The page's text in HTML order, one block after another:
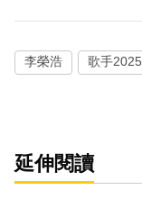
李榮浩 歌手2025
延伸閱讀